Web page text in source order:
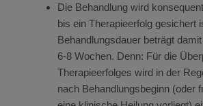
Die Behandlung wird
bis ein Therapieerfolg gesichert
Behandlungsdauer beträgt
6-8 Wochen. Denn: Für die
Therapieerfolges wird in der
nach Behandlungsbeginn (oder